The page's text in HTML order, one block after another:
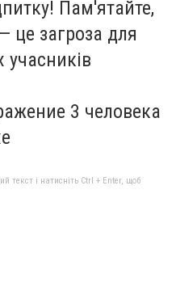
Пам'ятайте,
це загроза для
учасників
текст і натисніть Ctrl + Enter, щоб